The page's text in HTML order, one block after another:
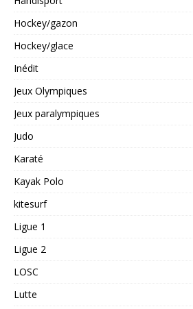
Hockey/gazon
Hockey/glace
Inédit
Jeux Olympiques
Jeux paralympiques
Judo
Karaté
Kayak Polo
kitesurf
Ligue 1
Ligue 2
LOSC
Lutte